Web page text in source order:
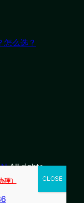
怎么选？
All rights
理）